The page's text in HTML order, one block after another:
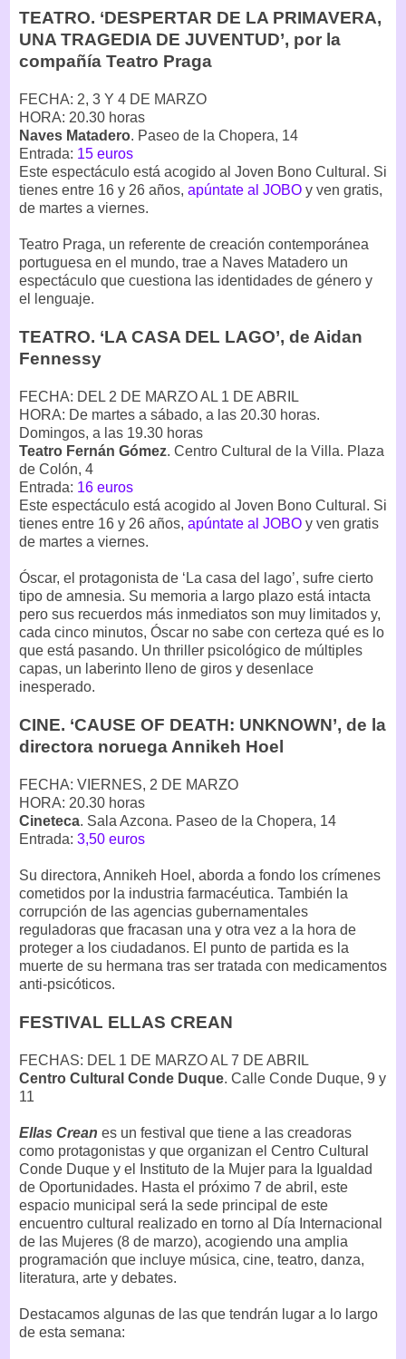
TEATRO. ‘DESPERTAR DE LA PRIMAVERA,
UNA TRAGEDIA DE JUVENTUD’, por la
compañía Teatro Praga
FECHA: 2, 3 Y 4 DE MARZO
HORA: 20.30 horas
Naves Matadero. Paseo de la Chopera, 14
Entrada: 15 euros
Este espectáculo está acogido al Joven Bono Cultural. Si
tienes entre 16 y 26 años, apúntate al JOBO y ven gratis,
de martes a viernes.
Teatro Praga, un referente de creación contemporánea
portuguesa en el mundo, trae a Naves Matadero un
espectáculo que cuestiona las identidades de género y
el lenguaje.
TEATRO. ‘LA CASA DEL LAGO’, de Aidan
Fennessy
FECHA: DEL 2 DE MARZO AL 1 DE ABRIL
HORA: De martes a sábado, a las 20.30 horas.
Domingos, a las 19.30 horas
Teatro Fernán Gómez. Centro Cultural de la Villa. Plaza
de Colón, 4
Entrada: 16 euros
Este espectáculo está acogido al Joven Bono Cultural. Si
tienes entre 16 y 26 años, apúntate al JOBO y ven gratis
de martes a viernes.
Óscar, el protagonista de ‘La casa del lago’, sufre cierto
tipo de amnesia. Su memoria a largo plazo está intacta
pero sus recuerdos más inmediatos son muy limitados y,
cada cinco minutos, Óscar no sabe con certeza qué es lo
que está pasando. Un thriller psicológico de múltiples
capas, un laberinto lleno de giros y desenlace
inesperado.
CINE. ‘CAUSE OF DEATH: UNKNOWN’, de la
directora noruega Annikeh Hoel
FECHA: VIERNES, 2 DE MARZO
HORA: 20.30 horas
Cineteca. Sala Azcona. Paseo de la Chopera, 14
Entrada: 3,50 euros
Su directora, Annikeh Hoel, aborda a fondo los crímenes
cometidos por la industria farmacéutica. También la
corrupción de las agencias gubernamentales
reguladoras que fracasan una y otra vez a la hora de
proteger a los ciudadanos. El punto de partida es la
muerte de su hermana tras ser tratada con medicamentos
anti-psicóticos.
FESTIVAL ELLAS CREAN
FECHAS: DEL 1 DE MARZO AL 7 DE ABRIL
Centro Cultural Conde Duque. Calle Conde Duque, 9 y
11
Ellas Crean es un festival que tiene a las creadoras
como protagonistas y que organizan el Centro Cultural
Conde Duque y el Instituto de la Mujer para la Igualdad
de Oportunidades. Hasta el próximo 7 de abril, este
espacio municipal será la sede principal de este
encuentro cultural realizado en torno al Día Internacional
de las Mujeres (8 de marzo), acogiendo una amplia
programación que incluye música, cine, teatro, danza,
literatura, arte y debates.
Destacamos algunas de las que tendrán lugar a lo largo
de esta semana: